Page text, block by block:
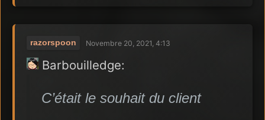
razorspoon Novembre 20, 2021, 4:13
Barbouilledge:
C’était le souhait du client